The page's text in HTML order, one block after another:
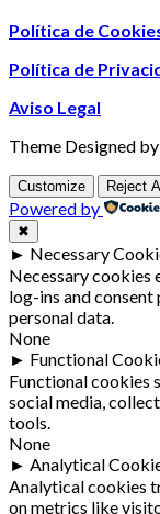
Política de
Política de
Aviso Legal
Theme Designed by
Customize Reject All
Powered by
✖
► Necessary
Necessary cookies
log-ins and
personal data.
None
► Functional
Functional cookies
social media,
tools.
None
► Analytical
Analytical cookies
on metrics like